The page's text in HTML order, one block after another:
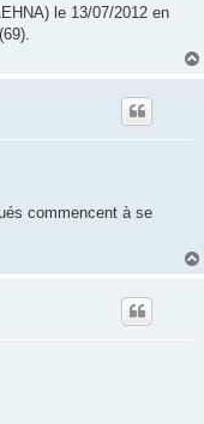
le 13/07/2012 en
commencent à se